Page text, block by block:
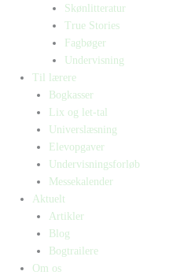
Skønlitteratur
True Stories
Fagbøger
Undervisning
Til lærere
Bogkasser
Lix og let-tal
Universlæsning
Elevopgaver
Undervisningsforløb
Messekalender
Aktuelt
Artikler
Blog
Bogtrailere
Om os